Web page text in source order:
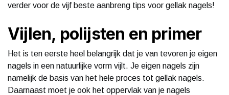
verder voor de vijf beste aanbreng tips voor gellak nagels!
Vijlen, polijsten en primer
Het is ten eerste heel belangrijk dat je van tevoren je eigen
nagels in een natuurlijke vorm vijlt. Je eigen nagels zijn
namelijk de basis van het hele proces tot gellak nagels.
Daarnaast moet je ook het oppervlak van je nagels